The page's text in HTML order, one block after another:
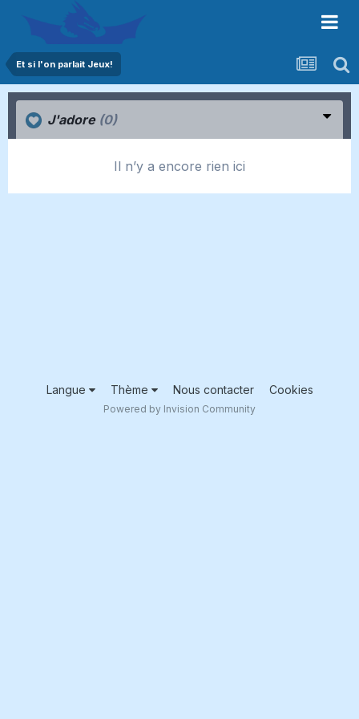
Et si l'on parlait Jeux!
J'adore (0)
Il n’y a encore rien ici
Langue Thème Nous contacter Cookies
Powered by Invision Community